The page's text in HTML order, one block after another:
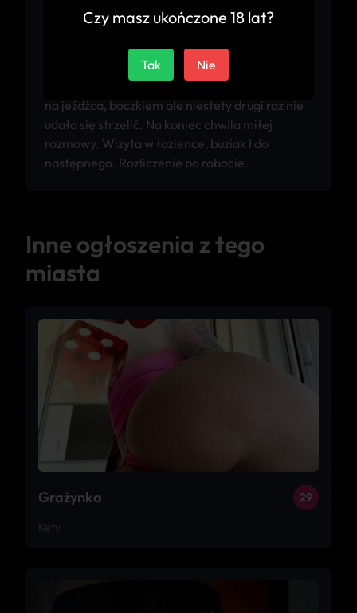
zaczynamy od lodzika. Następnie diva sama
proponuję pozycję: na stojąco od tyłu obok
lustra. Miejsce nie przypadkowe bo widoki
rewelacyjne. Znów na łóżko, pozycja od tyłu
na jeźdźca, boczkiem ale niestety drugi raz nie
udało się strzelić. Na koniec chwila miłej
rozmowy. Wizyta w łazience, buziak I do
następnego. Rozliczenie po robocie.
Inne ogłoszenia z tego
miasta
Grażynka 29
Kęty
Czy masz ukończone 18 lat?
Tak Nie